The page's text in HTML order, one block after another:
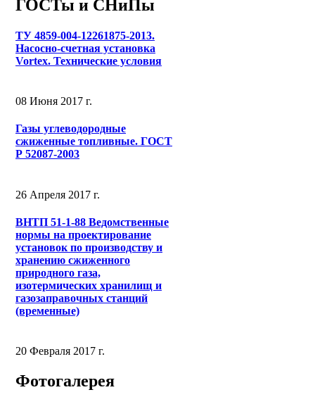
ГОСТы и СНиПы
ТУ 4859-004-12261875-2013.
Насосно-счетная установка
Vortex. Технические условия
08 Июня 2017 г.
Газы углеводородные
сжиженные топливные. ГОСТ
Р 52087-2003
26 Апреля 2017 г.
ВНТП 51-1-88 Ведомственные
нормы на проектирование
установок по производству и
хранению сжиженного
природного газа,
изотермических хранилищ и
газозаправочных станций
(временные)
20 Февраля 2017 г.
Фотогалерея